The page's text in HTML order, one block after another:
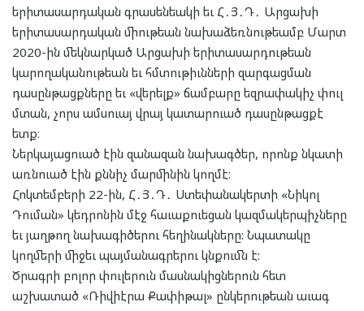
երիտասարդական գրասենեակի եւ Հ․Յ․Դ․ Արցախի
երիտասարդական միութեան նախաձեռնութեամբ Մարտ
2020-ին մեկնարկած Արցախի երիտասարդութեան
կարողականութեան եւ հմտութիւնների զարգացման
դասընթացքները եւ «վերելք» ճամբարը եզրափակիչ փուլ
մտան, չորս ամսուայ վրայ կատարուած դասընթացքէ
ետք։
Ներկայացուած էին զանազան նախագծեր, որոնք նկատի
առնուած էին քննիչ մարմինին կողմէ։
Հոկտեմբերի 22-ին, Հ․Յ․Դ․ Ստեփանակերտի «Նիկոլ
Դուման» կեդրոնին մէջ հաւաքուեցան կազմակերպիչները
եւ յաղթող նախագիծերու հեղինակները: Նպատակը
կողմերի միջեւ պայմանագրերու կնքումն է:
Ծրագրի բոլոր փուլերուն մասնակիցներուն հետ
աշխատած «Ռիվիէրա Քափիթալ» ընկերութեան աւագ